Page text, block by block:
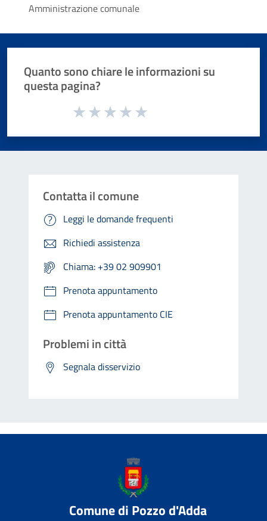
Amministrazione comunale
Quanto sono chiare le informazioni su
questa pagina?
Valuta da 1 a 5 stelle la pagina
Contatta il comune
Leggi le domande frequenti
Richiedi assistenza
Chiama: +39 02 909901
Prenota appuntamento
Prenota appuntamento CIE
Problemi in città
Segnala disservizio
Comune di Pozzo d'Adda